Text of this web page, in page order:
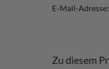
E-Mail-Adresse:
Zu diesem